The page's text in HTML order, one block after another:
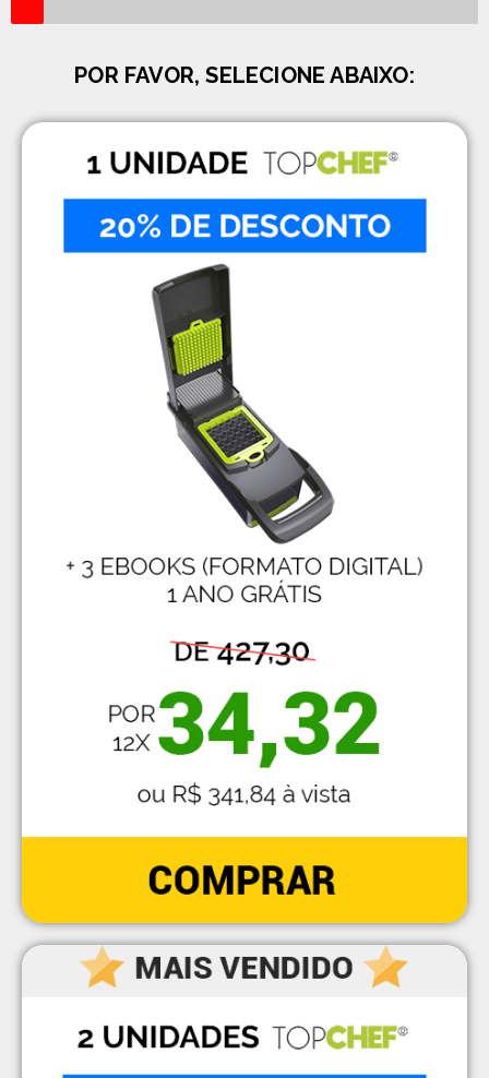
POR FAVOR, SELECIONE ABAIXO: